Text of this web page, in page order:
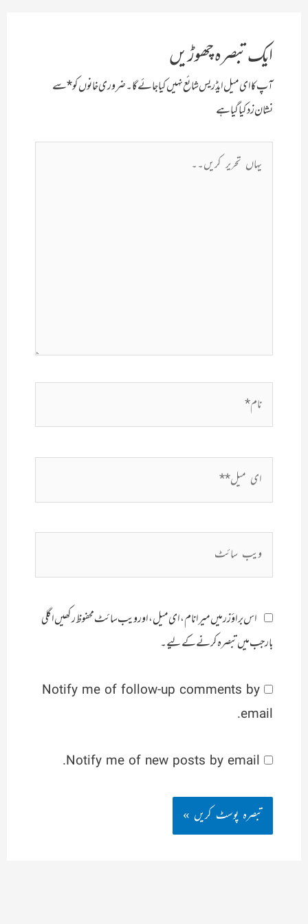
ایک تبصرہ چھوڑیں
آپ کا ای میل ایڈریس شائع نہیں کیا جائے گا۔ضروری خانوں کو*سے
نشان زد کیا گیا ہے
تحریر
میل**
اس براؤزر میں میرا نام، ای میل، اور ویب سائٹ محفوظ رکھیں اگلی
بار جب میں تبصرہ کرنے کےلیے۔
Notify me of follow-up comments by
email.
Notify me of new posts by email.